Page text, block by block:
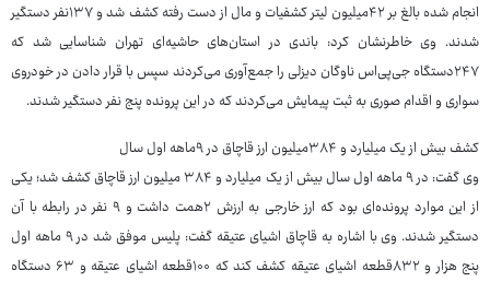
انجام شده بالغ بر ۴۲میلیون لیتر کشفیات و مال از دست رفته کشف شد و ۱۳۷نفر دستگیر
شدند. وی خاطرنشان کرد: باندی در استان‌های حاشیه‌ای تهران شناسایی شد که
۲۴۷دستگاه جی‌پی‌اس ناوگان دیزلی را جمع‌آوری می‌کردند سپس با قرار دادن در خودروی
سواری و اقدام صوری به ثبت پیمایش می‌کردند که در این پرونده پنج نفر دستگیر شدند.
کشف بیش از یک میلیارد و ۳۸۴میلیون ارز قاچاق در ۹ماهه اول سال
وی گفت: در ۹ ماهه اول سال بیش از یک میلیارد و ۳۸۴ میلیون ارز قاچاق کشف شد؛ یکی
از این موارد پرونده‌ای بود که ارز خارجی به ارزش ۲همت داشت و ۹ نفر در رابطه با آن
دستگیر شدند. وی با اشاره به قاچاق اشیای عتیقه گفت: پلیس موفق شد در ۹ ماهه اول
پنج هزار و ۸۳۲قطعه اشیای عتیقه کشف کند که ۱۰۰قطعه اشیای عتیقه و ۶۳ دستگاه